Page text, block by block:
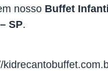
nosso Buffet
SP.